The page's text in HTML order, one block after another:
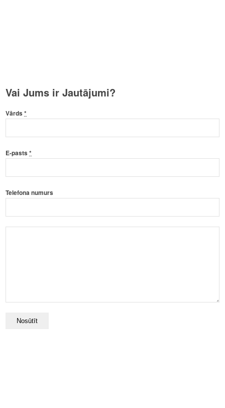
Vai Jums ir Jautājumi?
Vārds*
E-pasts*
Telefona numurs